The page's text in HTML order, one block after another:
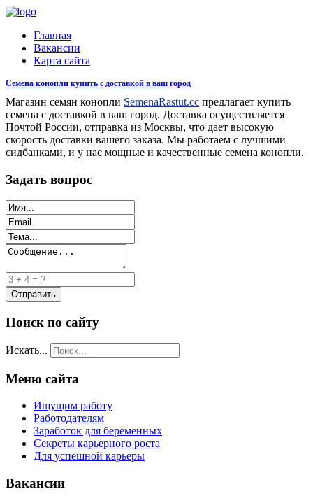
Главная
Вакансии
Карта сайта
Семена конопли купить с доставкой в ваш город
Магазин семян конопли SemenaRastut.cc предлагает купить
семена с доставкой в ваш город. Доставка осуществляется
Почтой России, отправка из Москвы, что дает высокую
скорость доставки вашего заказа. Мы работаем с лучшими
сидбанками, и у нас мощные и качественные семена конопли.
Задать вопрос
Поиск по сайту
Искать...
Меню сайта
Ищущим работу
Работодателям
Заработок для беременных
Секреты карьерного роста
Для успешной карьеры
Вакансии